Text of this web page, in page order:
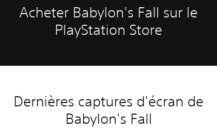
Acheter Babylon's Fall sur le
PlayStation Store
Dernières captures d'écran de
Babylon's Fall